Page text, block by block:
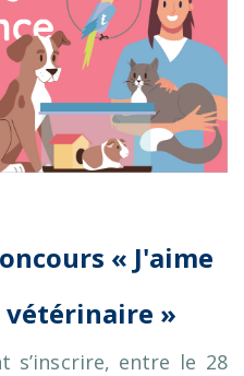
« J'aime
vétérinaire »
s’inscrire, entre le 28